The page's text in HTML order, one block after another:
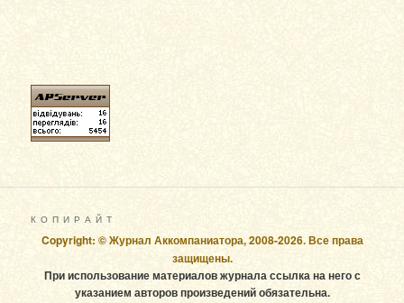
К О П И Р А Й Т
Copyright: © Журнал Аккомпаниатора, 2008-2026. Все права
защищены.
При использование материалов журнала ссылка на него с
указанием авторов произведений обязательна.